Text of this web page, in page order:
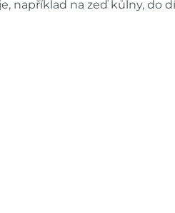
například na zeď kůlny, do